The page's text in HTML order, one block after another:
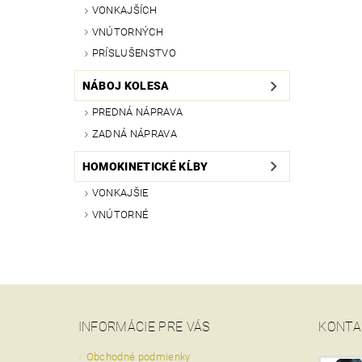
VONKAJŠÍCH
VNÚTORNÝCH
PRÍSLUŠENSTVO
NÁBOJ KOLESA
PREDNÁ NÁPRAVA
ZADNÁ NÁPRAVA
HOMOKINETICKÉ KĹBY
VONKAJŠIE
VNÚTORNÉ
INFORMÁCIE PRE VÁS
Obchodné podmienky